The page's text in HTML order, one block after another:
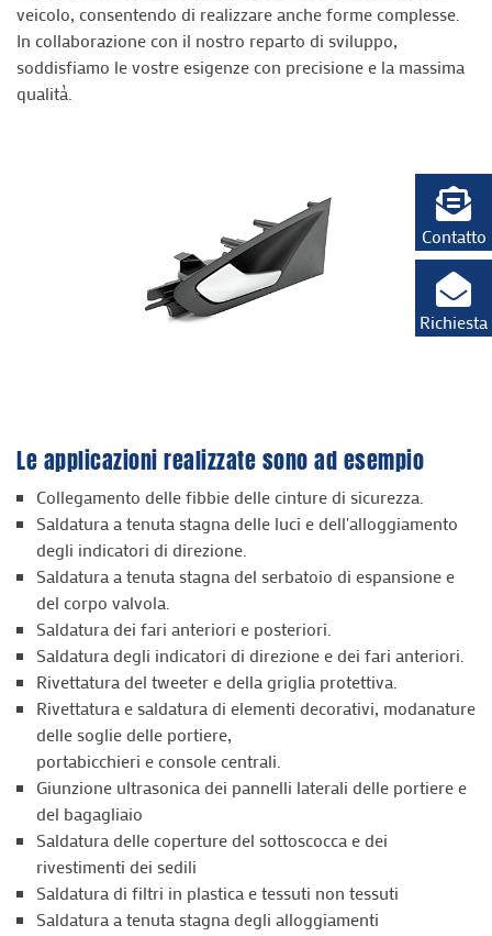
Contatto
Richiesta
veicolo, consentendo di realizzare anche forme complesse.
In collaborazione con il nostro reparto di sviluppo,
soddisfiamo le vostre esigenze con precisione e la massima
qualità.
Le applicazioni realizzate sono ad esempio
Collegamento delle fibbie delle cinture di sicurezza.
Saldatura a tenuta stagna delle luci e dell'alloggiamento
degli indicatori di direzione.
Saldatura a tenuta stagna del serbatoio di espansione e
del corpo valvola.
Saldatura dei fari anteriori e posteriori.
Saldatura degli indicatori di direzione e dei fari anteriori.
Rivettatura del tweeter e della griglia protettiva.
Rivettatura e saldatura di elementi decorativi, modanature
delle soglie delle portiere,
portabicchieri e console centrali.
Giunzione ultrasonica dei pannelli laterali delle portiere e
del bagagliaio
Saldatura delle coperture del sottoscocca e dei
rivestimenti dei sedili
Saldatura di filtri in plastica e tessuti non tessuti
Saldatura a tenuta stagna degli alloggiamenti